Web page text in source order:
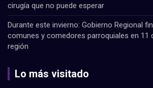
cirugía que no puede esperar
Durante este invierno: Gobierno Regional
comunes y comedores parroquiales en 11
región
Lo más visitado